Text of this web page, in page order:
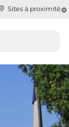
Sites à proximité